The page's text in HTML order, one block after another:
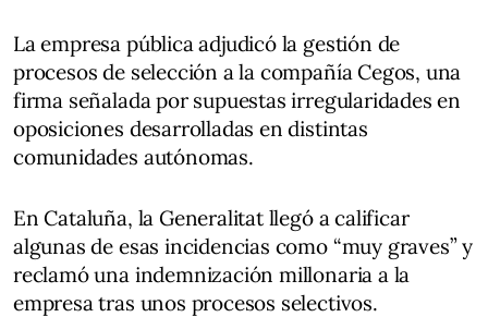
La empresa pública adjudicó la gestión de
procesos de selección a la compañía Cegos, una
firma señalada por supuestas irregularidades en
oposiciones desarrolladas en distintas
comunidades autónomas.
En Cataluña, la Generalitat llegó a calificar
algunas de esas incidencias como “muy graves” y
reclamó una indemnización millonaria a la
empresa tras unos procesos selectivos.